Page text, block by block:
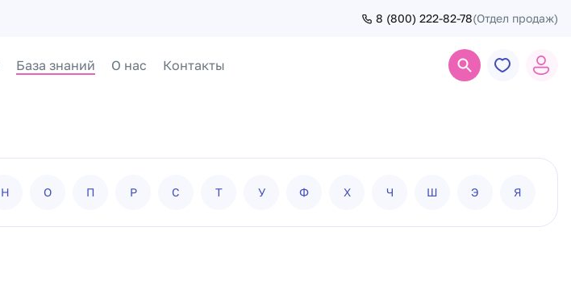
8 (800) 222-82-78(Отдел продаж)
База знаний О нас Контакты
Н О П Р С Т У Ф Х Ч Ш Э Я